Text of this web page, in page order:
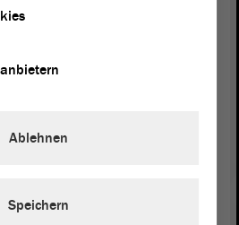
und das trotz des
die Fraktionen der
dabei gegen die
der Koalitionsfraktionen ist
Ablehnen
Speichern